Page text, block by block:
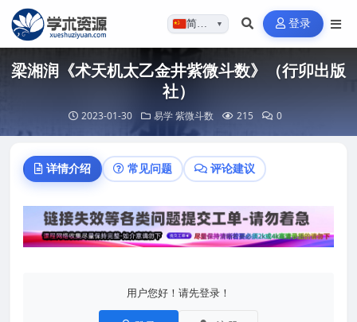
简体…▼ 登录
梁湘润《术天机太乙金井紫微斗数》（行卯出版
社）
2023-01-30 易学紫微斗数 215 0
详情介绍 常见问题 评论建议
用户您好！请先登录！